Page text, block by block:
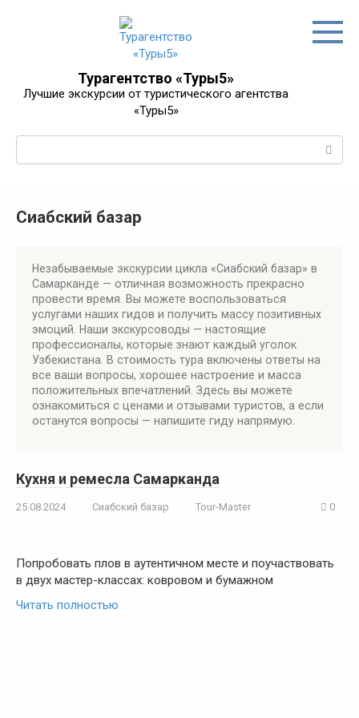
Турагентство «Туры5»
Лучшие экскурсии от туристического агентства
«Туры5»
Сиабский базар
Незабываемые экскурсии цикла «Сиабский базар» в
Самарканде — отличная возможность прекрасно
провести время. Вы можете воспользоваться
услугами наших гидов и получить массу позитивных
эмоций. Наши экскурсоводы — настоящие
профессионалы, которые знают каждый уголок
Узбекистана. В стоимость тура включены ответы на
все ваши вопросы, хорошее настроение и масса
положительных впечатлений. Здесь вы можете
ознакомиться с ценами и отзывами туристов, а если
останутся вопросы — напишите гиду напрямую.
Кухня и ремесла Самарканда
25.08.2024 Сиабский базар Tour-Master 0
Попробовать плов в аутентичном месте и поучаствовать
в двух мастер-классах: ковровом и бумажном
Читать полностью